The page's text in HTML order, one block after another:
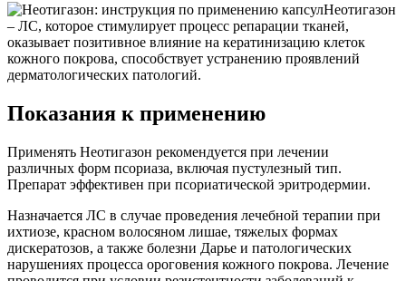
Неотигазон
– ЛС, которое стимулирует процесс репарации тканей,
оказывает позитивное влияние на кератинизацию клеток
кожного покрова, способствует устранению проявлений
дерматологических патологий.
Показания к применению
Применять Неотигазон рекомендуется при лечении
различных форм псориаза, включая пустулезный тип.
Препарат эффективен при псориатической эритродермии.
Назначается ЛС в случае проведения лечебной терапии при
ихтиозе, красном волосяном лишае, тяжелых формах
дискератозов, а также болезни Дарье и патологических
нарушениях процесса ороговения кожного покрова. Лечение